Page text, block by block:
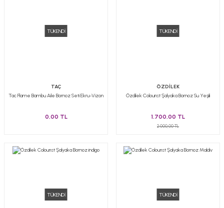
TÜKENDİ
TAÇ
Tac Flame Bambu Aile Bornoz Seti Ekru-Vizon
0,00 TL
TÜKENDİ
ÖZDİLEK
Özdilek Colourıst Şalyaka Bornoz Su Yeşili
1.700,00 TL
2.000,00 TL
TÜKENDİ TÜKENDİ